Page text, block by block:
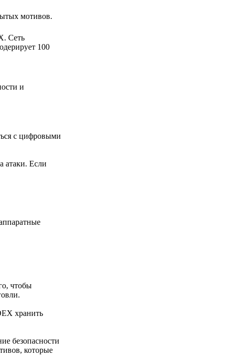
мотивов.
Сеть
100
и
с цифровыми
атаки. Если
чтобы
хранить
безопасности
которые